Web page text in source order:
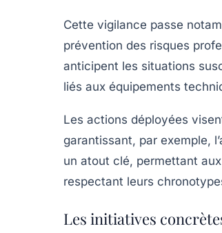
Cette vigilance passe
prévention des risques
anticipent les situations
liés aux équipements
Les actions déployées
garantissant, par exemple,
un atout clé, permettant
respectant leurs
Les initiatives